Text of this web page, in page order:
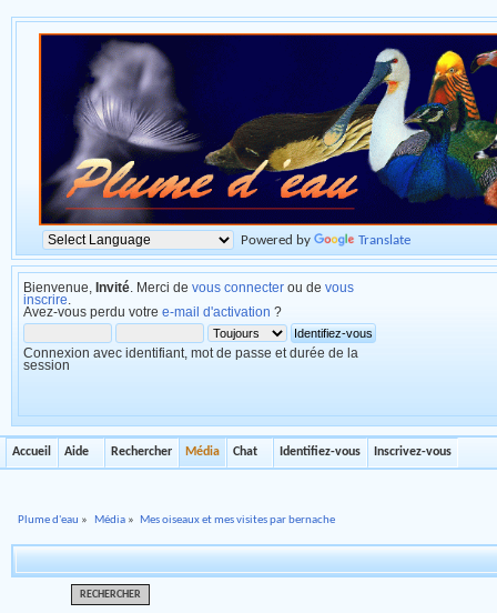
Powered by Translate
Bienvenue, Invité . Merci de vous connecter ou de vous
inscrire
Avez-vous perdu votre e-mail d'activation ?
Connexion avec identifiant, mot de passe et durée de la
session
Accueil Aide Rechercher Média Chat Identifiez-vous Inscrivez-vous
Plume d'eau » Média» Mes oiseaux et mes visites par bernache
RECHERCHER